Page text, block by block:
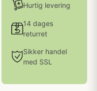
Hurtig levering
14 dages
returret
Sikker handel
med SSL